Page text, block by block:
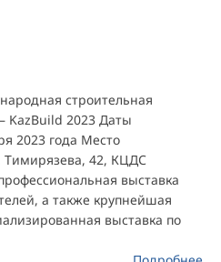
строительная
KazBuild 2023 Даты
2023 года Место
Тимирязева, 42, КЦДС
выставка
а также крупнейшая
выставка по